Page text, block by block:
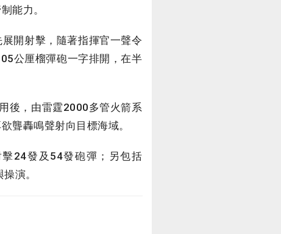
能力。
開射擊，隨著指揮官一聲令
公厘榴彈砲一字排開，在半
後，由雷霆2000多管火箭系
聾轟鳴聲射向目標海域。
24發及54發砲彈；另包括
演。